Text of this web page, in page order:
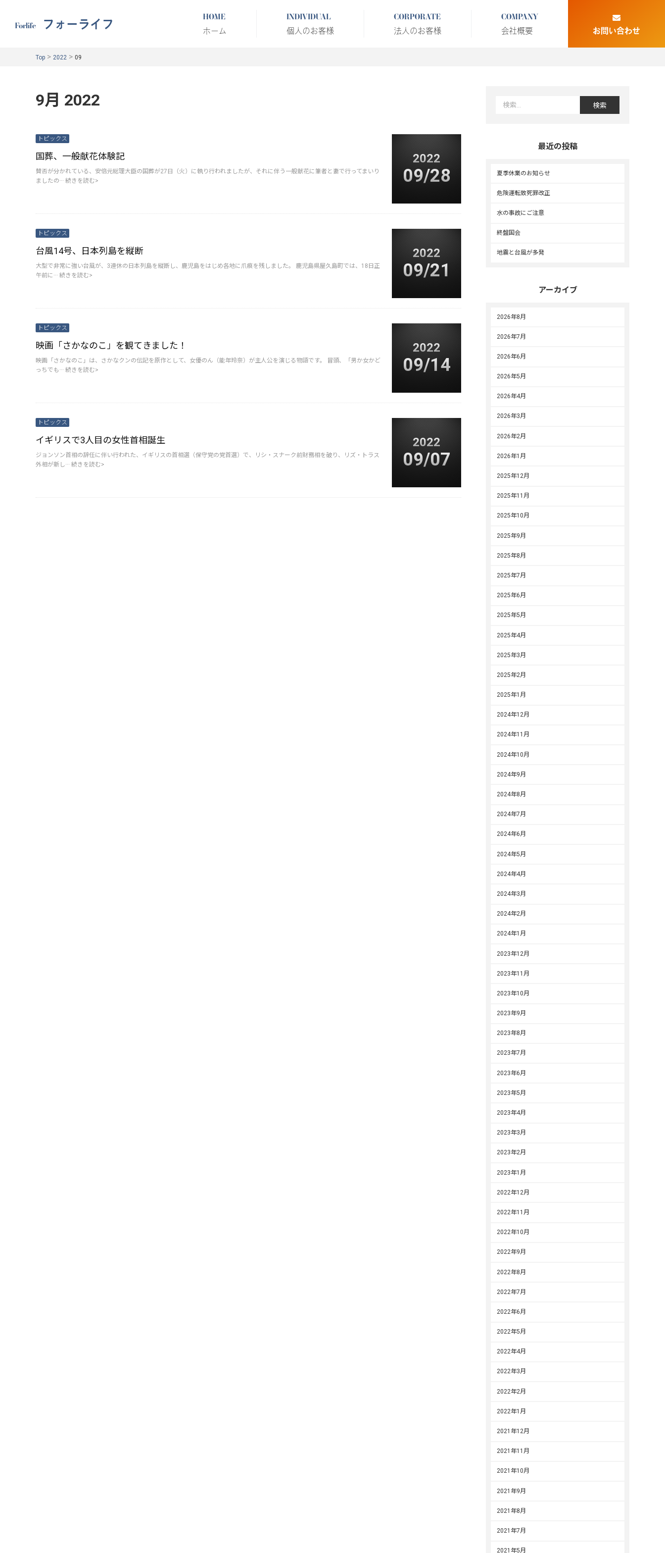
Forlife フォーライフ
HOME
ホーム
INDIVIDUAL
個人のお客様
CORPORATE
法人のお客様
COMPANY
会社概要 お問い合わせ
Top > 2022 > 09
9月 2022
トピックス
国葬、一般献花体験記
賛否が分かれている、安倍元総理大臣の国葬が27日（火）に執り行われましたが、それに伴う一般献花に筆者と妻で行ってまいり
ましたの··· 続きを読む>
2022
09/28
トピックス
台風14号、日本列島を縦断
大型で非常に強い台風が、3連休の日本列島を縦断し、鹿児島をはじめ各地に爪痕を残しました。 鹿児島県屋久島町では、18日正
午前に··· 続きを読む>
2022
09/21
トピックス
映画「さかなのこ」を観てきました！
映画「さかなのこ」は、さかなクンの伝記を原作として、女優のん（能年玲奈）が主人公を演じる物語です。 冒頭、「男か女かど
っちでも··· 続きを読む>
2022
09/14
トピックス
イギリスで3人目の女性首相誕生
ジョンソン首相の辞任に伴い行われた、イギリスの首相選（保守党の党首選）で、リシ・スナーク前財務相を破り、リズ・トラス
外相が新し··· 続きを読む>
2022
09/07
最近の投稿
夏季休業のお知らせ
危険運転致死罪改正
水の事故にご注意
終盤国会
地震と台風が多発
アーカイブ
2026年8月
2026年7月
2026年6月
2026年5月
2026年4月
2026年3月
2026年2月
2026年1月
2025年12月
2025年11月
2025年10月
2025年9月
2025年8月
2025年7月
2025年6月
2025年5月
2025年4月
2025年3月
2025年2月
2025年1月
2024年12月
2024年11月
2024年10月
2024年9月
2024年8月
2024年7月
2024年6月
2024年5月
2024年4月
2024年3月
2024年2月
2024年1月
2023年12月
2023年11月
2023年10月
2023年9月
2023年8月
2023年7月
2023年6月
2023年5月
2023年4月
2023年3月
2023年2月
2023年1月
2022年12月
2022年11月
2022年10月
2022年9月
2022年8月
2022年7月
2022年6月
2022年5月
2022年4月
2022年3月
2022年2月
2022年1月
2021年12月
2021年11月
2021年10月
2021年9月
2021年8月
2021年7月
2021年5月